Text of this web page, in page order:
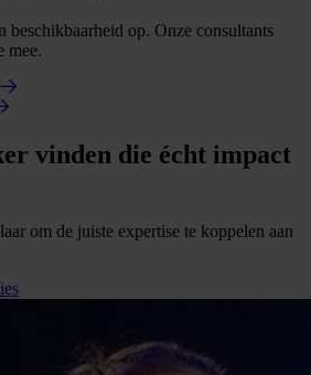
op. Onze consultants
mee.
vinden die écht impact
om de juiste expertise te koppelen aan